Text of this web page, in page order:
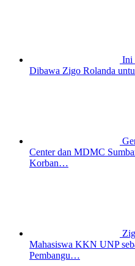
Ini
Dibawa Zigo Rolanda
Center dan MDMC
Korban…
Mahasiswa KKN UNP
Pembangu…